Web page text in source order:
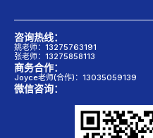
咨询热线：
姚老师：13275763191
张老师：13275858113
商务合作：
Joyce老师(合作)：13035059139
微信咨询：